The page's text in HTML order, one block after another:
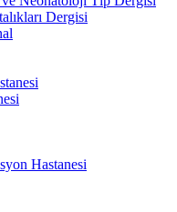
Dergisi
Hastanesi